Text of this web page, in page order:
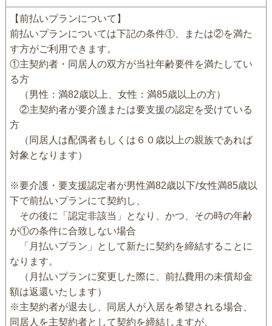
【前払いプランについて】
前払いプランについては下記の条件①、または②を満た
す方がご利用できます。
①主契約者・同居人の双方が当社年齢要件を満たしてい
る方
（男性：満82歳以上、女性：満85歳以上の方）
②主契約者が要介護または要支援の認定を受けている
方
（同居人は配偶者もしくは６０歳以上の親族であれば
対象となります）
※要介護・要支援認定者が男性満82歳以下/女性満85歳以
下で前払いプランにて契約し、
その後に「認定非該当」となり、かつ、その時の年齢
が①の条件に合致しない場合
「月払いプラン」として新たに契約を締結することに
なります。
（月払いプランに変更した際に、前払費用の未償却金
額は返還いたします）
※主契約者が退去し、同居人が入居を希望される場合、
同居人を主契約者として契約を締結しますが、